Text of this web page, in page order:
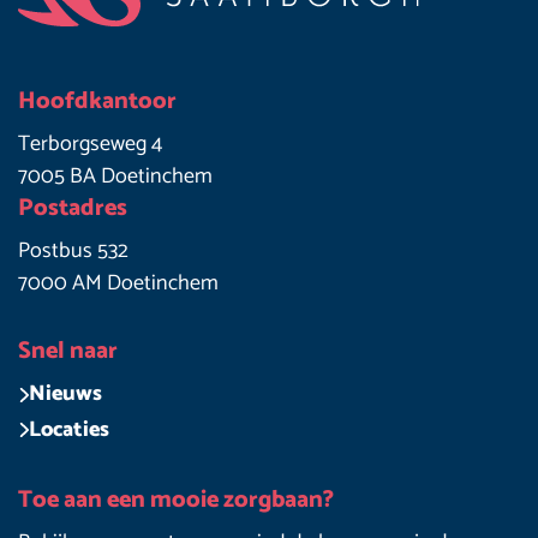
Hoofdkantoor
Terborgseweg 4
7005 BA Doetinchem
Postadres
Postbus 532
7000 AM Doetinchem
Snel naar
Nieuws
Locaties
Toe aan een mooie zorgbaan?